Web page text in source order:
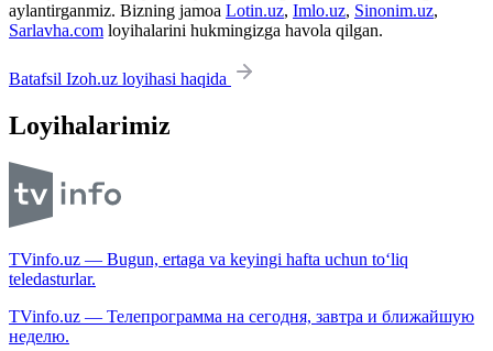
aylantirganmiz. Bizning jamoa Lotin.uz, Imlo.uz, Sinonim.uz,
Sarlavha.com loyihalarini hukmingizga havola qilgan.
Batafsil Izoh.uz loyihasi haqida
Loyihalarimiz
TVinfo.uz — Bugun, ertaga va keyingi hafta uchun to‘liq
teledasturlar.
TVinfo.uz — Телепрограмма на сегодня, завтра и ближайшую
неделю.